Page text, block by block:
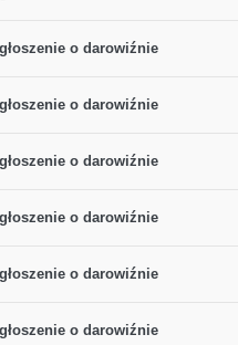
o darowiźnie
o darowiźnie
o darowiźnie
o darowiźnie
o darowiźnie
o darowiźnie